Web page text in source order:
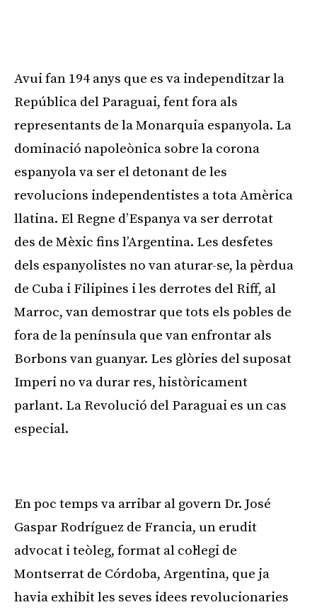
Avui fan 194 anys que es va independitzar la
República del Paraguai, fent fora als
representants de la Monarquia espanyola. La
dominació napoleònica sobre la corona
espanyola va ser el detonant de les
revolucions independentistes a tota Amèrica
llatina. El Regne d’Espanya va ser derrotat
des de Mèxic fins l’Argentina. Les desfetes
dels espanyolistes no van aturar-se, la pèrdua
de Cuba i Filipines i les derrotes del Riff, al
Marroc, van demostrar que tots els pobles de
fora de la península que van enfrontar als
Borbons van guanyar. Les glòries del suposat
Imperi no va durar res, històricament
parlant. La Revolució del Paraguai es un cas
especial.
En poc temps va arribar al govern Dr. José
Gaspar Rodríguez de Francia, un erudit
advocat i teòleg, format al col·legi de
Montserrat de Córdoba, Argentina, que ja
havia exhibit les seves idees revolucionaries